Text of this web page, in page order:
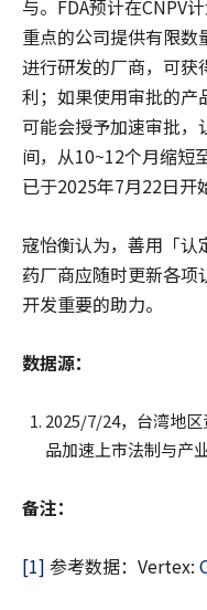
与。FDA预计在CNPV
重点的公司提供有限
进行研发的厂商，可获
利；如果使用审批的产
可能会授予加速审批
间，从10~12个月缩短
已于2025年7月22日开
寇怡衡认为，善用「认
药厂商应随时更新各项
开发重要的助力。
数据源：
2025/7/24，台湾地
品加速上市法制与产
备注：
[1] 参考数据：Vertex: